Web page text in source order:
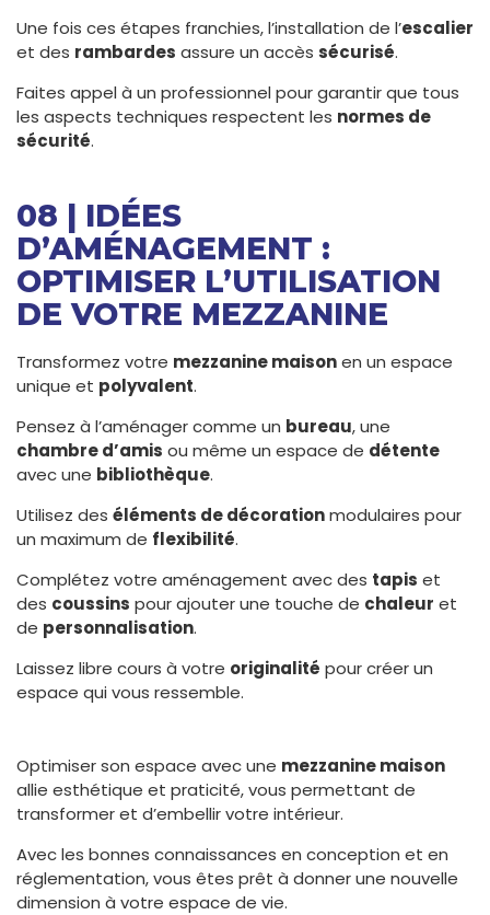
Une fois ces étapes franchies, l’installation de l’escalier
et des rambardes assure un accès sécurisé.
Faites appel à un professionnel pour garantir que tous
les aspects techniques respectent les normes de
sécurité.
08 | IDÉES
D’AMÉNAGEMENT :
OPTIMISER L’UTILISATION
DE VOTRE MEZZANINE
Transformez votre mezzanine maisonen un espace
unique et polyvalent.
Pensez à l’aménager comme un bureau, une
chambre d’amis ou même un espace de détente
avec une bibliothèque.
Utilisez des éléments de décorationmodulaires pour
un maximum de flexibilité.
Complétez votre aménagement avec des tapis et
des coussins pour ajouter une touche de chaleur et
de personnalisation.
Laissez libre cours à votre originalité pour créer un
espace qui vous ressemble.
Optimiser son espace avec une mezzanine maison
allie esthétique et praticité, vous permettant de
transformer et d’embellir votre intérieur.
Avec les bonnes connaissances en conception et en
réglementation, vous êtes prêt à donner une nouvelle
dimension à votre espace de vie.